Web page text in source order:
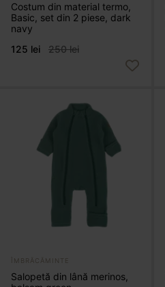
Costum din material termo,
Basic, set din 2 piese, dark
navy
125 lei
250 lei
ÎMBRĂCĂMINTE
Salopetă din lână merinos,